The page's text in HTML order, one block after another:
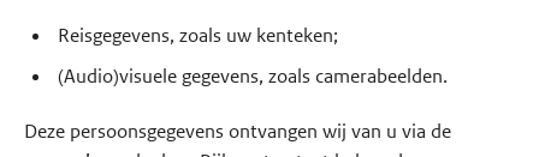
Reisgegevens, zoals uw kenteken;
(Audio)visuele gegevens, zoals camerabeelden.
Deze persoonsgegevens ontvangen wij van u via de